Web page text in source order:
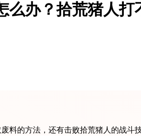
么办？拾荒猪人
料的方法，还有击败拾荒猪人的战斗